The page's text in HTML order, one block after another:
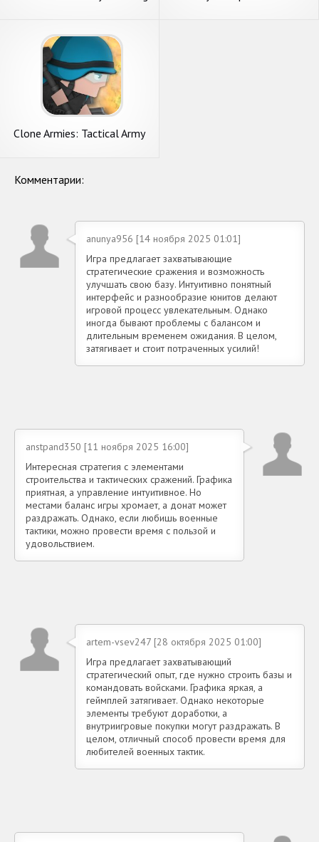
Clone Armies: Tactical Army
Комментарии:
anunya956 [14 ноября 2025 01:01]
Игра предлагает захватывающие
стратегические сражения и возможность
улучшать свою базу. Интуитивно понятный
интерфейс и разнообразие юнитов делают
игровой процесс увлекательным. Однако
иногда бывают проблемы с балансом и
длительным временем ожидания. В целом,
затягивает и стоит потраченных усилий!
anstpand350 [11 ноября 2025 16:00]
Интересная стратегия с элементами
строительства и тактических сражений. Графика
приятная, а управление интуитивное. Но
местами баланс игры хромает, а донат может
раздражать. Однако, если любишь военные
тактики, можно провести время с пользой и
удовольствием.
artem-vsev247 [28 октября 2025 01:00]
Игра предлагает захватывающий
стратегический опыт, где нужно строить базы и
командовать войсками. Графика яркая, а
геймплей затягивает. Однако некоторые
элементы требуют доработки, а
внутриигровые покупки могут раздражать. В
целом, отличный способ провести время для
любителей военных тактик.